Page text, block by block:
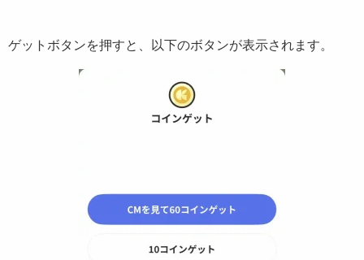
ゲットボタンを押すと、以下のボタンが表示されます。